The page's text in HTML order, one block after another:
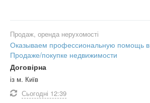
Продаж, оренда нерухомості
Оказываем профессиональную помощь в
Продаже/покупке недвижимости
Договірна
із м. Київ
Сьогодні 12:39